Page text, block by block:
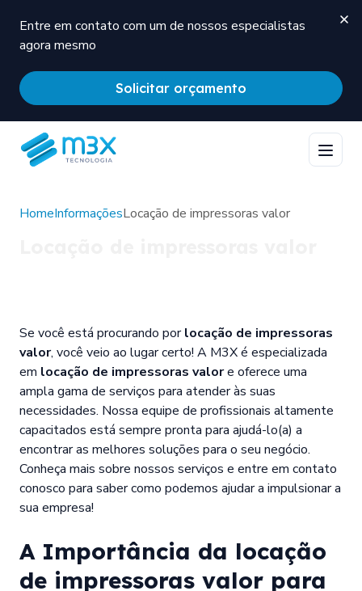
Entre em contato com um de nossos especialistas
agora mesmo
Solicitar orçamento
HomeInformaçõesLocação de impressoras valor
Se você está procurando porlocação de impressoras
valor, você veio ao lugar certo! A M3X é especializada
em locação de impressoras valore oferece uma
ampla gama de serviços para atender às suas
necessidades. Nossa equipe de profissionais altamente
capacitados está sempre pronta para ajudá-lo(a) a
encontrar as melhores soluções para o seu negócio.
Conheça mais sobre nossos serviços e entre em contato
conosco para saber como podemos ajudar a impulsionar a
sua empresa!
A Importância da locação
de impressoras valor para